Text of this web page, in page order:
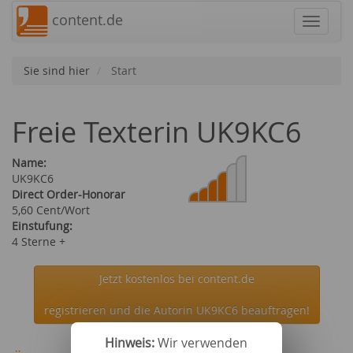
Hinweis:Wir verwenden
content.de
Sie sind hier Start
Freie Texterin UK9KC6
Name:
UK9KC6
Direct Order-Honorar
5,60 Cent/Wort
Einstufung:
4 Sterne +
Jetzt kostenlos bei content.de
registrieren und die Autorin UK9KC6 beauftragen!